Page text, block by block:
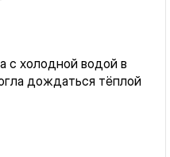
с холодной водой в
дождаться тёплой